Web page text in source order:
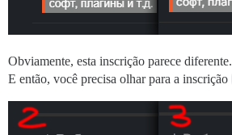
Obviamente, esta inscrição parece diferente.
E então, você precisa olhar para a inscrição